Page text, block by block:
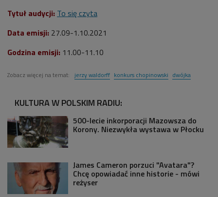
Tytuł audycji: To się czyta
Data emisji: 27.09-1.10.2021
Godzina emisji: 11.00-11.10
Zobacz więcej na temat: jerzy waldorff konkurs chopinowski dwójka
KULTURA W POLSKIM RADIU:
500-lecie inkorporacji Mazowsza do
Korony. Niezwykła wystawa w Płocku
James Cameron porzuci "Avatara"?
Chcę opowiadać inne historie - mówi
reżyser